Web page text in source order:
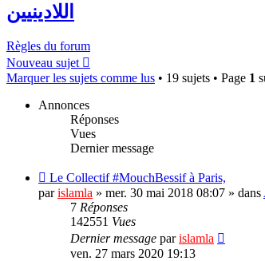
اللادينيين
Règles du forum
Nouveau sujet
Marquer les sujets comme lus • 19 sujets • Page 1
Annonces
Réponses
Vues
Dernier message
Le Collectif #MouchBessif à Paris,
parislamla » mer. 30 mai 2018 08:07 » dans
7 Réponses
142551 Vues
Dernier message parislamla
ven. 27 mars 2020 19:13